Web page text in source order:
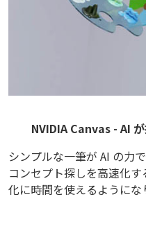
NVIDIA Canvas - AI
シンプルな一筆が AI の力
コンセプト探しを高速化
化に時間を使えるようにな